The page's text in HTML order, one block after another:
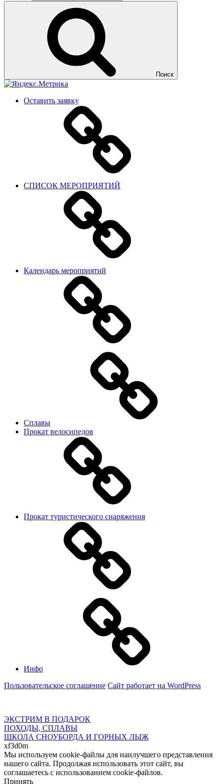
Поиск
Оставить заявку
СПИСОК МЕРОПРИЯТИЙ
Календарь мероприятий
Сплавы
Прокат велосипедов
Прокат туристического снаряжения
Инфо
Пользовательское соглашение Сайт работает на WordPress
ЭКСТРИМ В ПОДАРОК
ПОХОДЫ, СПЛАВЫ
ШКОЛА СНОУБОРДА И ГОРНЫХ ЛЫЖ
xf3d0m
Мы используем cookie-файлы для наилучшего представления
нашего сайта. Продолжая использовать этот сайт, вы
соглашаетесь с использованием cookie-файлов.
Принять